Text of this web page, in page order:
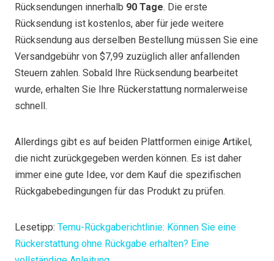
Rücksendungen innerhalb 90 Tage. Die erste
Rücksendung ist kostenlos, aber für jede weitere
Rücksendung aus derselben Bestellung müssen Sie eine
Versandgebühr von $7,99 zuzüglich aller anfallenden
Steuern zahlen. Sobald Ihre Rücksendung bearbeitet
wurde, erhalten Sie Ihre Rückerstattung normalerweise
schnell.
Allerdings gibt es auf beiden Plattformen einige Artikel,
die nicht zurückgegeben werden können. Es ist daher
immer eine gute Idee, vor dem Kauf die spezifischen
Rückgabebedingungen für das Produkt zu prüfen.
Lesetipp: Temu-Rückgaberichtlinie: Können Sie eine
Rückerstattung ohne Rückgabe erhalten? Eine